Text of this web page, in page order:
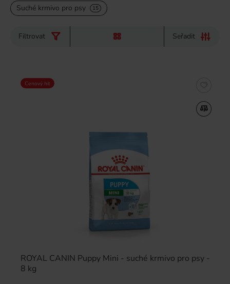
Suché krmivo pro psy 15
Filtrovat Seřadit
ROYAL CANIN Puppy Mini - suché krmivo pro psy -
8 kg
Cenový hit